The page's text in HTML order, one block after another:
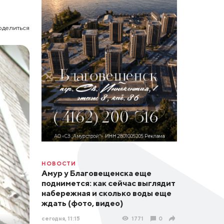
НОВОСТИ
Амур у Благовещенска еще
поднимется: как сейчас выглядит
набережная и сколько воды еще
ждать (фото, видео)
сегодня, 11:15 1771 0